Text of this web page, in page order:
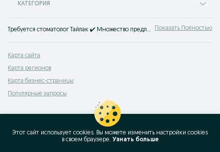
КАТЕГОРИЯ
Требуется стоматолог Тайлак ✔️ Множество предложений для дантистов ✔️ Для специалистов и начинающих ⭐ Лучшие работодатели ⮞⮞ OLX.uz! Показать Полностью
Карта сайта
Карта регионов
Карта бизнес-страницы
Популярные запросы
Этот сайт использует cookies. Вы можете изменить настройки cookies
в своeм браузере. Узнать больше